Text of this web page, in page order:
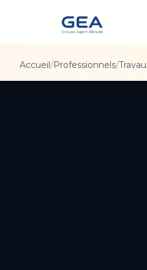
Accueil/Professionnels/